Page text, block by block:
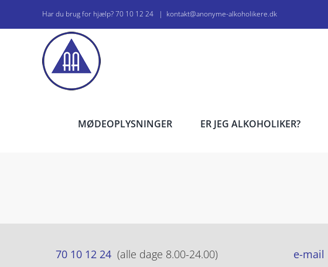
Har du brug for hjælp? 70 10 12 24 | kontakt@anonyme-alkoholikere.dk
MØDEOPLYSNINGER ER JEG ALKOHOLIKER?
70 10 12 24 (alle dage 8.00-24.00) e-mail